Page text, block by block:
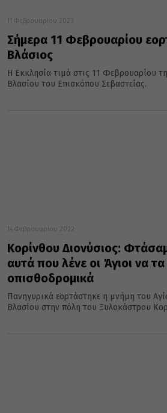
11 Φεβρουαρίου 2023
Σήμερα 11 Φεβρουαρίου
Βλάσιος
Η Εκκλησία τιμά στις 11 Φεβρουαρίου
Βλασίου του Επισκόπου Σεβαστείας.
14 Φεβρουαρίου 2022
Κορίνθου Διονύσιος:
αυτά που λένε οι Άγιοι να
οπισθοδρομικά
Πανηγυρικά εορτάστηκε η μνήμη του
Βλασίου στην πόλη του Ξυλοκάστρου